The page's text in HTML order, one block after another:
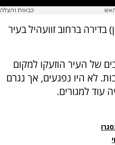
כבאות והצלה
ברחוב זוועהיל בעיר
של העיר הוזעקו למקום
לא היו נפגעים, אך נגרם
עוד למגורים.